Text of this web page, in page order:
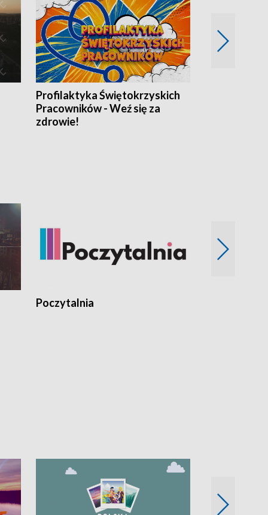
Profilaktyka Świętokrzyskich
Pracowników - Weź się za
zdrowie!
Poczytalnia